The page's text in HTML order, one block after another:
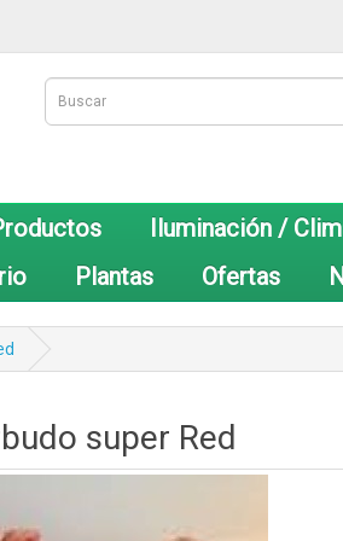
Iluminación /
Plantas Ofertas
super Red